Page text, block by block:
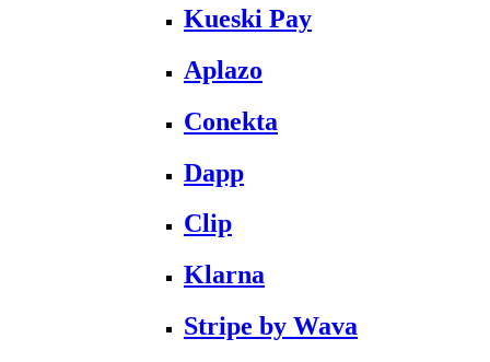
Kueski Pay
Aplazo
Conekta
Dapp
Clip
Klarna
Stripe by Wava